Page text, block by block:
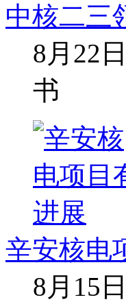
中核二三
8月22
书
辛安核电
8月15